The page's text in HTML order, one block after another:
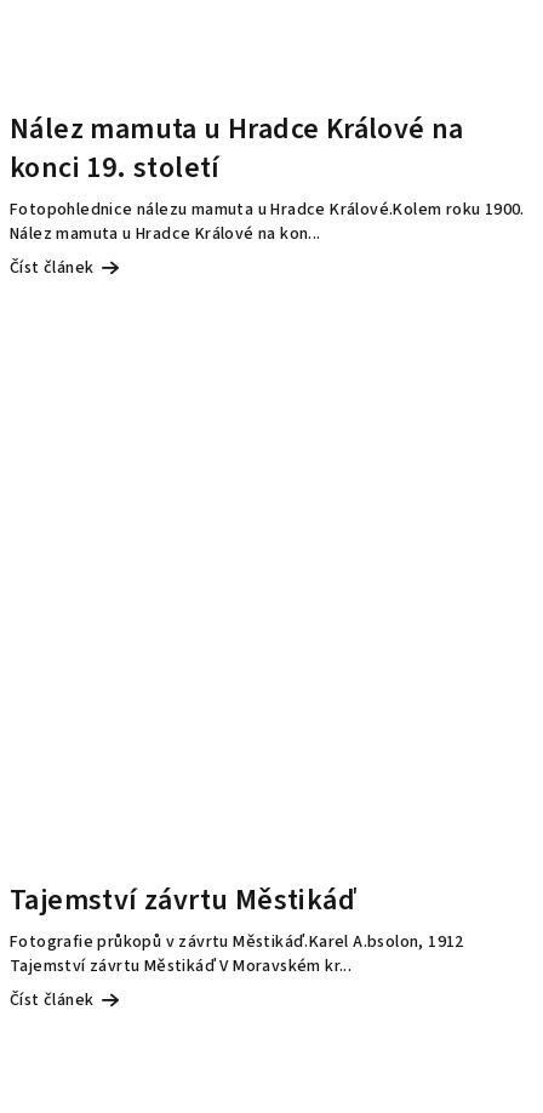
Nález mamuta u Hradce Králové na
konci 19. století
Fotopohlednice nálezu mamuta u Hradce Králové.Kolem roku 1900.
Nález mamuta u Hradce Králové na kon...
Číst článek
Tajemství závrtu Městikáď
Fotografie průkopů v závrtu Městikáď.Karel A.bsolon, 1912
Tajemství závrtu Městikáď V Moravském kr...
Číst článek